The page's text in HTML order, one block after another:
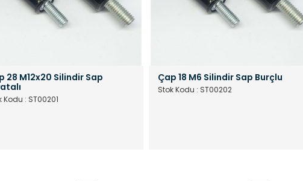
28 M12x20 Silindir Sap
Kodu : ST00201
Çap 18 M6 Silindir Sap Burçlu
Stok Kodu : ST00202